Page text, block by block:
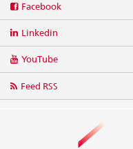
Facebook
Linkedin
YouTube
Feed RSS